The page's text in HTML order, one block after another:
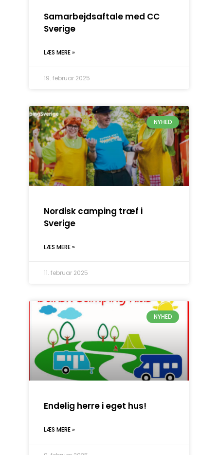
Samarbejdsaftale med CC
Sverige
LÆS MERE »
19. februar 2025
NYHED
Nordisk camping træf i
Sverige
LÆS MERE »
11. februar 2025
NYHED
Endelig herre i eget hus!
LÆS MERE »